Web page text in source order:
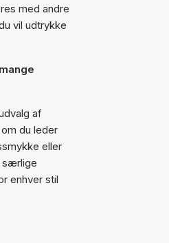
med andre
vil udtrykke
af
du leder
eller
særlige
enhver stil